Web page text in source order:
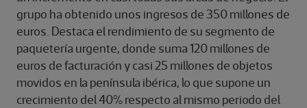
grupo ha obtenido unos ingresos de 350 millones de
euros. Destaca el rendimiento de su segmento de
paquetería urgente, donde suma 120 millones de
euros de facturación y casi 25 millones de objetos
movidos en la península ibérica, lo que supone un
crecimiento del 40% respecto al mismo periodo del